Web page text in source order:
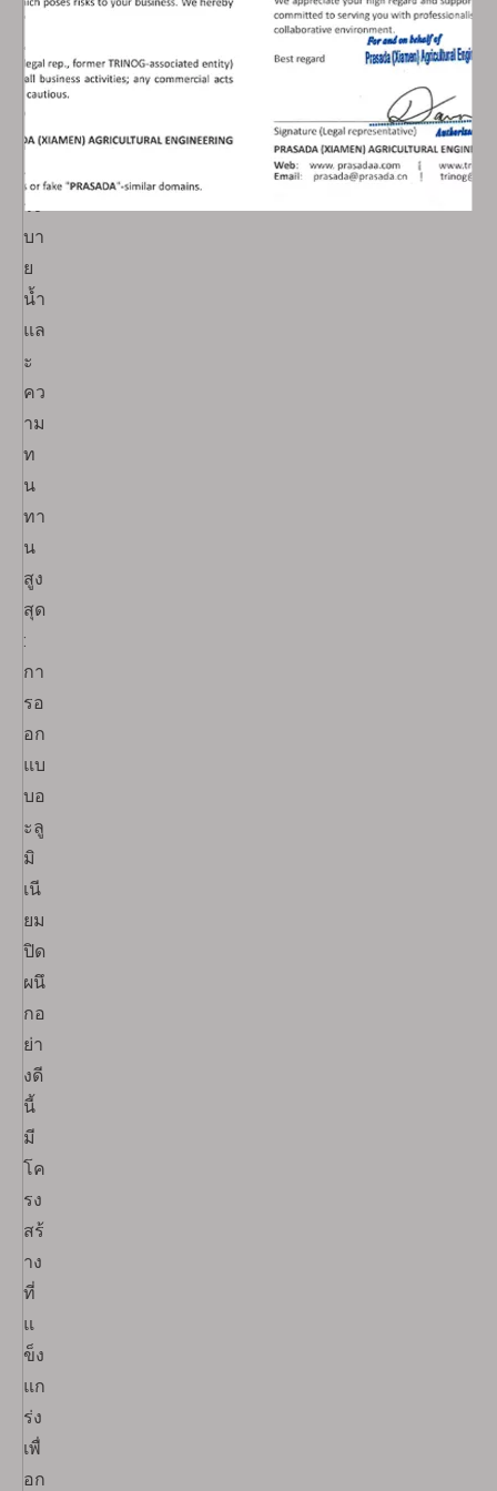
น
ห
นา
●
กา
ร
ระ
บา
ย
น้ำ
แล
ะ
คว
าม
ท
น
ทา
น
สูง
สุด
:
กา
รอ
อก
แบ
บอ
ะลู
มิ
เนี
ยม
ปิด
ผนึ
กอ
ย่า
งดี
นี้
มี
โค
รง
สร้
าง
ที่
แ
ข็ง
แก
ร่ง
เพื่
อก